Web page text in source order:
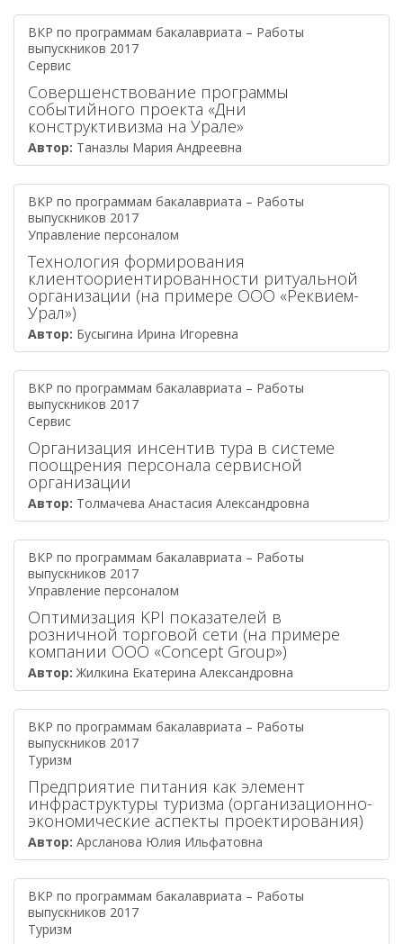
ВКР по программам бакалавриата – Работы
выпускников 2017
Сервис
Совершенствование программы
событийного проекта «Дни
конструктивизма на Урале»
Автор: Таназлы Мария Андреевна
ВКР по программам бакалавриата – Работы
выпускников 2017
Управление персоналом
Технология формирования
клиентоориентированности ритуальной
организации (на примере ООО «Реквием-
Урал»)
Автор: Бусыгина Ирина Игоревна
ВКР по программам бакалавриата – Работы
выпускников 2017
Сервис
Организация инсентив тура в системе
поощрения персонала сервисной
организации
Автор: Толмачева Анастасия Александровна
ВКР по программам бакалавриата – Работы
выпускников 2017
Управление персоналом
Оптимизация KPI показателей в
розничной торговой сети (на примере
компании ООО «Concept Group»)
Автор: Жилкина Екатерина Александровна
ВКР по программам бакалавриата – Работы
выпускников 2017
Туризм
Предприятие питания как элемент
инфраструктуры туризма (организационно-
экономические аспекты проектирования)
Автор: Арсланова Юлия Ильфатовна
ВКР по программам бакалавриата – Работы
выпускников 2017
Туризм